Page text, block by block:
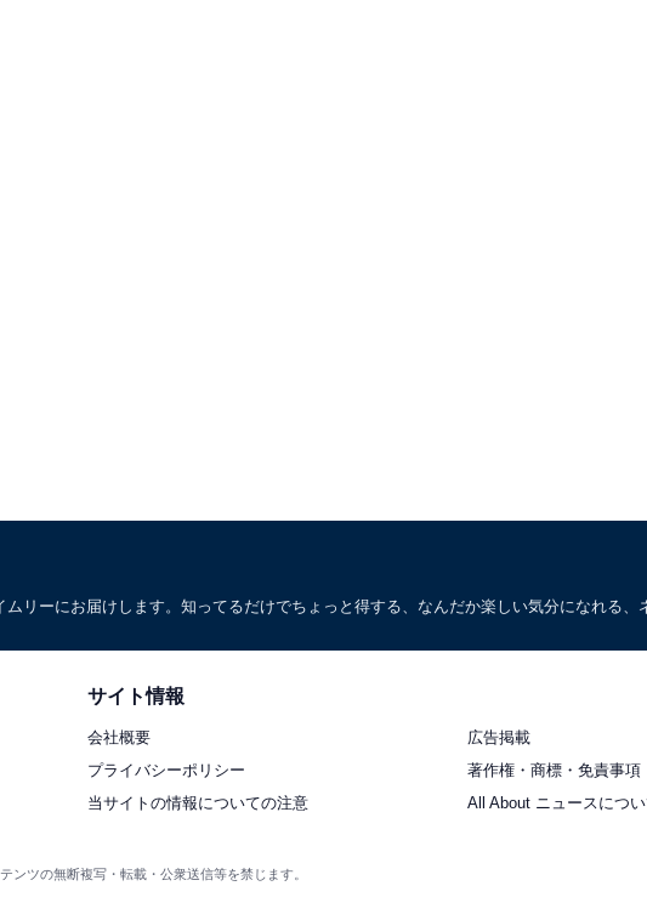
リーにお届けします。知ってるだけでちょっと得する、なんだか楽しい気分になれる、
サイト情報
会社概要
広告掲載
プライバシーポリシー
著作権・商標・免責事項
当サイトの情報についての注意
All About ニュースにつ
ンツの無断複写・転載・公衆送信等を禁じます。